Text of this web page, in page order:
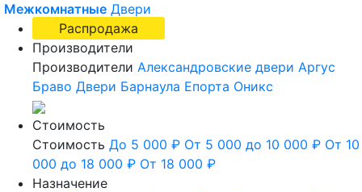
Межкомнатные Двери
Распродажа
Производители
Производители Александровские двери Аргус
Браво Двери Барнаула Епорта Оникс
Стоимость
Стоимость До 5 000 ₽ От 5 000 до 10 000 ₽ От 10
000 до 18 000 ₽ От 18 000 ₽
Назначение